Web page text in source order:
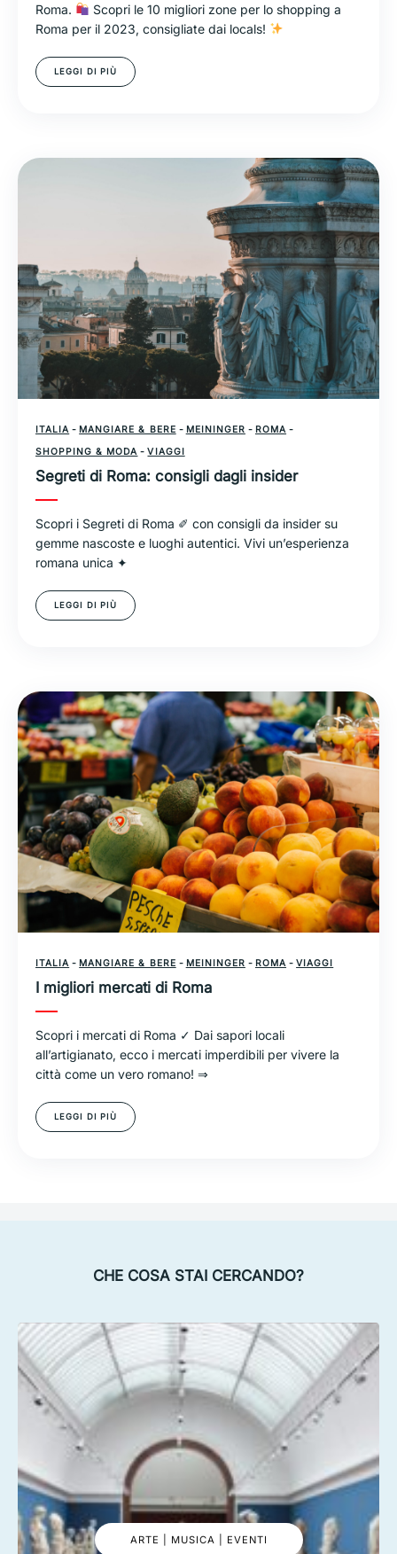
Roma.
Scopri le 10 migliori zone per lo shopping a
Roma per il 2023, consigliate dai locals!
LEGGI DI PIÙ
ITALIA - MANGIARE & BERE - MEININGER - ROMA -
SHOPPING & MODA -VIAGGI
Segreti di Roma: consigli dagli insider
Scopri i Segreti di Roma ✐ con consigli da insider su
gemme nascoste e luoghi autentici. Vivi un’esperienza
romana unica ✦
LEGGI DI PIÙ
ITALIA - MANGIARE & BERE - MEININGER - ROMA -VIAGGI
I migliori mercati di Roma
Scopri i mercati di Roma ✓ Dai sapori locali
all’artigianato, ecco i mercati imperdibili per vivere la
città come un vero romano! ⇒
LEGGI DI PIÙ
CHE COSA STAI CERCANDO?
ARTE | MUSICA | EVENTI